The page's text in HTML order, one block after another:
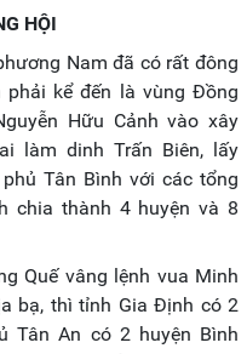
HỘI
Nam đã có rất đông
kể đến là vùng Đồng
Hữu Cảnh vào xây
làm dinh Trấn Biên, lấy
Tân Bình với các tổng
chia thành 4 huyện và 8
Quế vâng lệnh vua Minh
bạ, thì tỉnh Gia Định có 2
Tân An có 2 huyện Bình